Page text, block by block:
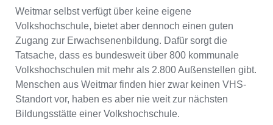
Checkliste: VHS-Kurse rund um Weitmar
Keine VHS in Weitmar
Online-Kurse: Pro und Contra
Online-Kurse als alternative Angebote zu
VHS-Kursen
Die VHS als Inbegriff der Erwachsenenbildung
Das bundesweite Netzwerk der
Weitmar selbst verfügt über keine eigene
Volkshochschule, bietet aber dennoch einen guten
Zugang zur Erwachsenenbildung. Dafür sorgt die
Tatsache, dass es bundesweit über 800 kommunale
Volkshochschulen mit mehr als 2.800 Außenstellen gibt.
Menschen aus Weitmar finden hier zwar keinen VHS-
Standort vor, haben es aber nie weit zur nächsten
Bildungsstätte einer Volkshochschule.